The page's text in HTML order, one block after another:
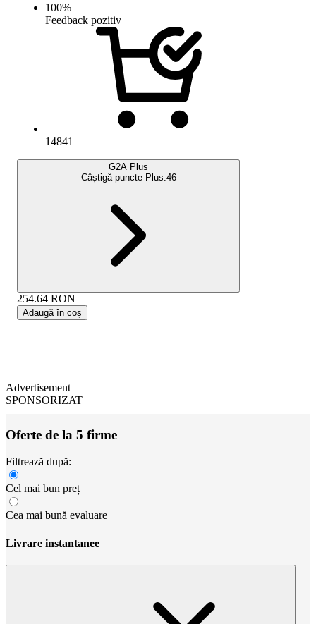
100%
Feedback pozitiv
14841
G2A Plus
Câștigă puncte Plus:46
254.64 RON
Adaugă în coș
Advertisement
SPONSORIZAT
Oferte de la 5 firme
Filtrează după:
Cel mai bun preț
Cea mai bună evaluare
Livrare instantanee